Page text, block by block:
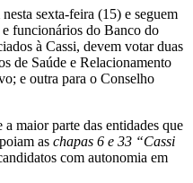
sexta-feira (15) e seguem
funcionários do Banco do
à Cassi, devem votar duas
de Saúde e Relacionamento
e outra para o Conselho
maior parte das entidades que
as chapas 6 e 33 “Cassi
com autonomia em